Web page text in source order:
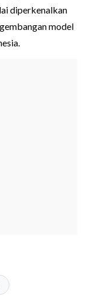
diperkenalkan
model